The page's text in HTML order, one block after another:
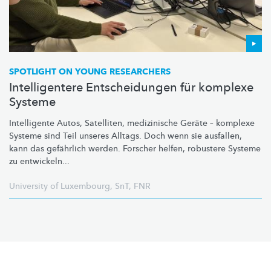
SPOTLIGHT ON YOUNG RESEARCHERS
Intelligentere Entscheidungen für komplexe
Systeme
Intelligente Autos, Satelliten, medizinische Geräte – komplexe
Systeme sind Teil unseres Alltags. Doch wenn sie ausfallen,
kann das gefährlich werden. Forscher helfen, robustere Systeme
zu entwickeln...
University of Luxembourg, SnT, FNR